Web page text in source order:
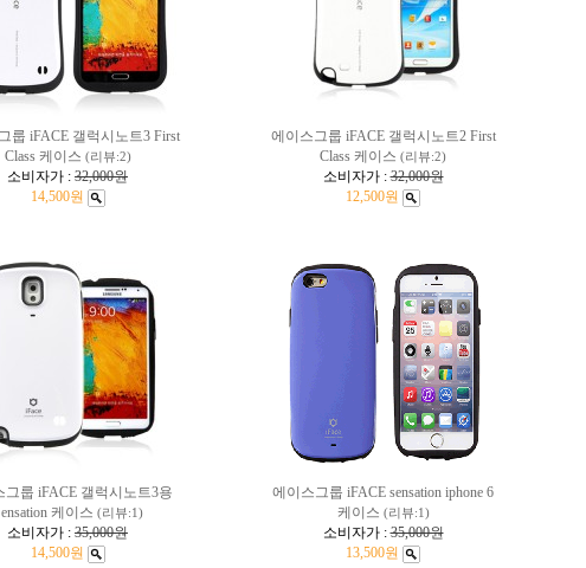
룹 iFACE 갤럭시노트3 First
Class 케이스 (리뷰:2)
소비자가 : 32,000원
14,500원
에이스그룹 iFACE 갤럭시노트2 First
Class 케이스 (리뷰:2)
소비자가 :32,000원
12,500원
그룹 iFACE 갤럭시노트3용
케이스 (리뷰:1)
소비자가 : 35,000원
14,500원
에이스그룹 iFACE sensation iphone 6
케이스 (리뷰:1)
소비자가 :35,000원
13,500원